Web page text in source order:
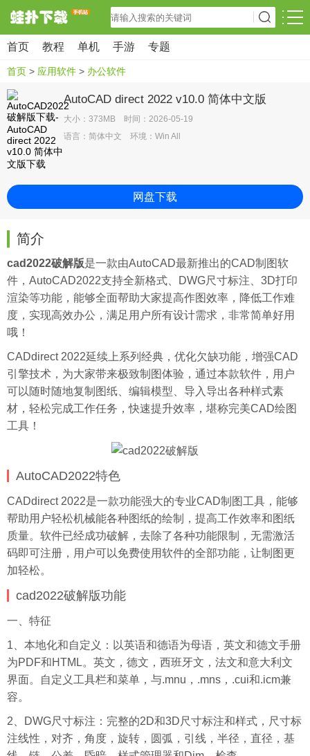
首页 教程 单机 手游 专题
首页 > 应用软件 > 办公软件
AutoCAD direct 2022 v10.0 简体中文版
大小：373MB 时间：2026-05-19
语言：简体中文 环境：Win All
网盘下载
简介
cad2022破解版是一款由AutoCAD最新推出的CAD制图软
件，AutoCAD2022支持全新格式、DWG尺寸标注、3D打印
渲染等功能，能够全面帮助大家提高作图效率，降低工作难
度，实现高效办公，满足用户所有设计需求，非常简单好用
哦！
CADdirect 2022延续上系列经典，优化欠缺功能，增强CAD
引擎技术，为大家带来极致制图体验，通过本款软件，用户
可以随时随地复制图纸、编辑模型、导入导出各种样式素
材，轻松完成工作任务，快速提升效率，堪称完美CAD绘图
工具！
AutoCAD2022特色
CADdirect 2022是一款功能强大的专业CAD制图工具，能够
帮助用户轻松机械能各种图纸的绘制，提高工作效率和图纸
质量。软件已经成功破解，去除了各种功能限制，无需激活
码即可注册，用户可以免费使用软件的全部功能，让制图更
加轻松。
cad2022破解版功能
一、特征
1、本地化和自定义：以英语和德语为母语，英文和德文手册
为PDF和HTML。英文，德文，西班牙文，法文和意大利文
界面。自定义工具栏和菜单，与.mnu，.mns，.cui和.icm兼
容。
2、DWG尺寸标注：完整的2D和3D尺寸标注和样式，尺寸标
注线性，对齐，角度，旋转，圆弧，引线，半径，直径，基